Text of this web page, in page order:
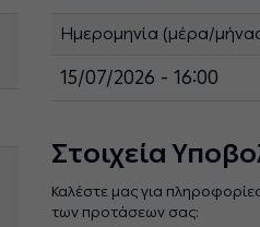
Ημερομηνία (μέρα/
15/07/2026 - 16:00
Στοιχεία
Καλέστε μας για
των προτάσεων σας: